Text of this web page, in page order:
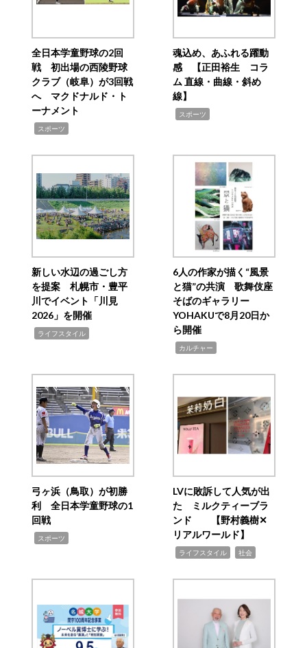
全日本学童野球の2回
戦 初出場の西陵野球
クラブ（岐阜）が3回戦
へ マクドナルド・ト
ーナメント
スポーツ
魂込め、あふれる躍動
感 【正田裕生 コラ
ム 直線・曲線・斜め
線】
スポーツ
新しい水辺の過ごし方
を提案 札幌市・豊平
川でイベント「川見
2026」を開催
ライフスタイル
6人の作家が描く“風景
と猫”の共演 歌舞伎座
そばのギャラリー
YOHAKUで8月20日か
ら開催
カルチャー
弓ヶ浜（鳥取）が初勝
利 全日本学童野球の1
回戦
スポーツ
LVに敗訴して人気が出
た ミルクティーブラ
ンド 【野村義樹✕
リアルワールド】
ライフスタイル 社会